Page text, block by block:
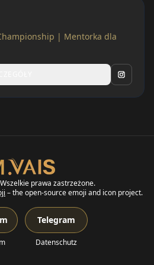
| Mentorka dla
Wszelkie prawa zastrzeżone.
– the open-source emoji and icon project.
Telegram
Datenschutz